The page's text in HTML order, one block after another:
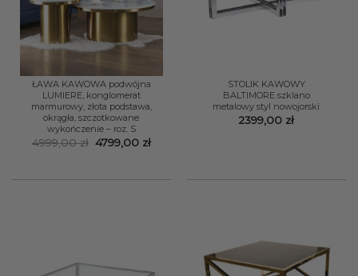
ŁAWA KAWOWA podwójna
LUMIERE, konglomerat
marmurowy, złota podstawa,
okrągła, szczotkowane
wykończenie – roz. S
4999,00zł Pierwotna
cena
4799,00 złAktualna
STOLIK KAWOWY
BALTIMORE szklano
metalowy styl nowojorski
2399,00 zł